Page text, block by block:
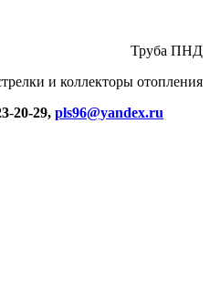
Труба ПНД
и коллекторы отопления
-20-29, pls96@yandex.ru